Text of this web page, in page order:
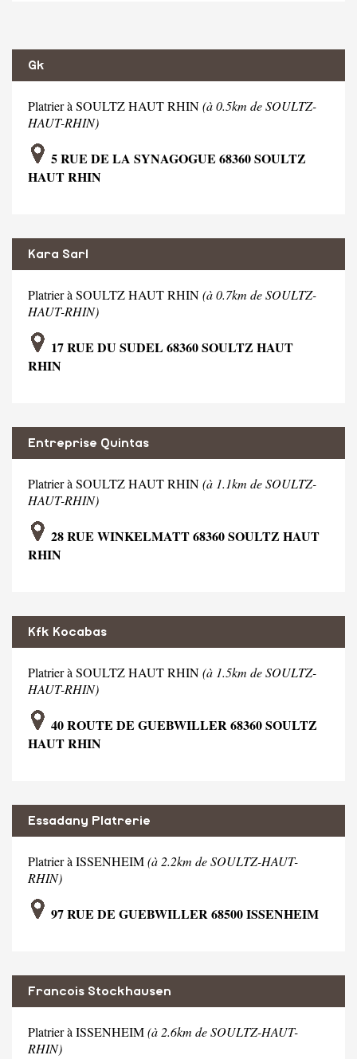
Gk
Platrier à SOULTZ HAUT RHIN(à 0.5km de SOULTZ-
HAUT-RHIN)
5 RUE DE LA SYNAGOGUE 68360 SOULTZ
HAUT RHIN
Kara Sarl
Platrier à SOULTZ HAUT RHIN(à 0.7km de SOULTZ-
HAUT-RHIN)
17 RUE DU SUDEL 68360 SOULTZ HAUT
RHIN
Entreprise Quintas
Platrier à SOULTZ HAUT RHIN(à 1.1km de SOULTZ-
HAUT-RHIN)
28 RUE WINKELMATT 68360 SOULTZ HAUT
RHIN
Kfk Kocabas
Platrier à SOULTZ HAUT RHIN(à 1.5km de SOULTZ-
HAUT-RHIN)
40 ROUTE DE GUEBWILLER 68360 SOULTZ
HAUT RHIN
Essadany Platrerie
Platrier à ISSENHEIM(à 2.2km de SOULTZ-HAUT-
RHIN)
97 RUE DE GUEBWILLER 68500 ISSENHEIM
Francois Stockhausen
Platrier à ISSENHEIM(à 2.6km de SOULTZ-HAUT-
RHIN)